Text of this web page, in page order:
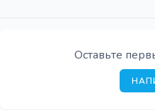
Оставьте